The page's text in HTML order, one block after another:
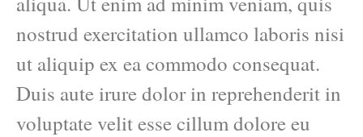
nostrud exercitation ullamco laboris nisi
ut aliquip ex ea commodo consequat.
Duis aute irure dolor in reprehenderit in
voluptate velit esse cillum dolore eu